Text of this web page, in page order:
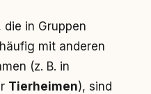
die in Gruppen
mit anderen
(z. B. in
Tierheimen), sind